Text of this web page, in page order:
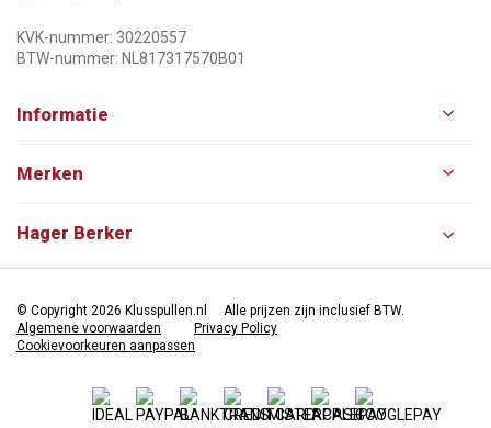
KVK-nummer: 30220557
BTW-nummer: NL817317570B01
Informatie
Merken
Hager Berker
© Copyright 2026 Klusspullen.nl
Alle prijzen zijn inclusief BTW.
Algemene voorwaarden
Privacy Policy
Cookievoorkeuren aanpassen